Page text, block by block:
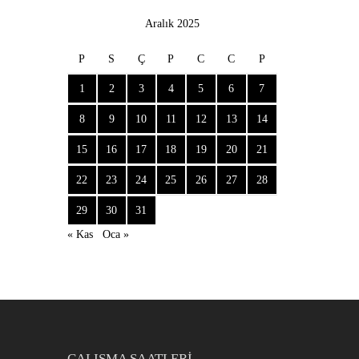
Aralık 2025
P S Ç P C C P
1 2 3 4 5 6 7
8 9 10 11 12 13 14
15 16 17 18 19 20 21
22 23 24 25 26 27 28
29 30
31
« Kas
Oca »